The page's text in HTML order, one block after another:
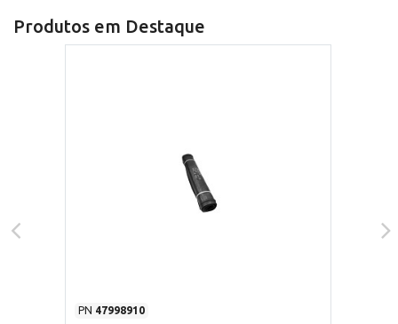
Produtos em Destaque
PN 47998910